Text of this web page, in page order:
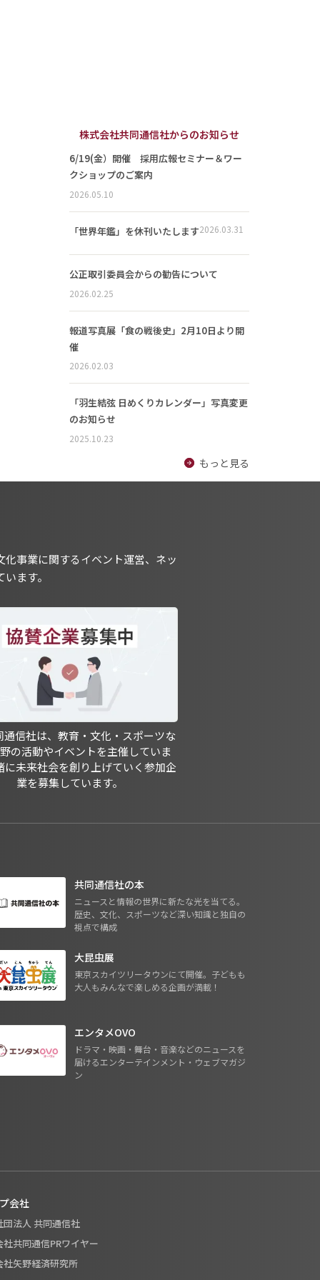
株式会社共同通信社からのお知らせ
6/19(金）開催 採用広報セミナー＆ワー
クショップのご案内
2026.05.10
「世界年鑑」を休刊いたします2026.03.31
公正取引委員会からの勧告について
2026.02.25
報道写真展「食の戦後史」2月10日より開
催
2026.02.03
「羽生結弦 日めくりカレンダー」写真変更
のお知らせ
2025.10.23
もっと見る
事業に関するイベント運営、ネッ
ます。
通信社は、教育・文化・スポーツな
の活動やイベントを主催していま
に未来社会を創り上げていく参加企
業を募集しています。
共同通信社の本
ニュースと情報の世界に新たな光を当てる。
歴史、文化、スポーツなど深い知識と独自の
視点で構成
大昆虫展
東京スカイツリータウンにて開催。子どもも
大人もみんなで楽しめる企画が満載！
エンタメOVO
ドラマ・映画・舞台・音楽などのニュースを
届けるエンターテインメント・ウェブマガジ
ン
会社
団法人 共同通信社
社共同通信PRワイヤー
社矢野経済研究所